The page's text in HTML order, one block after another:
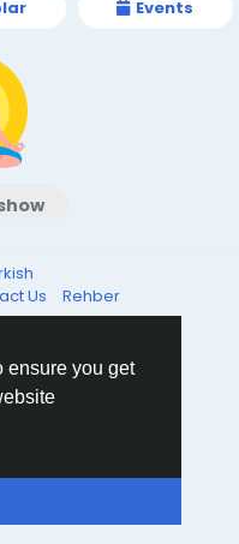
ensure you get
Events
Us Rehber